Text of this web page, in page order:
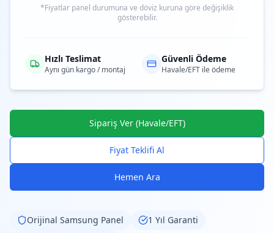
*Fiyatlar panel durumuna ve döviz kuruna göre değişiklik
gösterebilir.
Hızlı Teslimat
Aynı gün kargo / montaj
Güvenli Ödeme
Havale/EFT ile ödeme
Sipariş Ver (Havale/EFT)
Fiyat Teklifi Al
Hemen Ara
Orijinal Samsung Panel
1 Yıl Garanti